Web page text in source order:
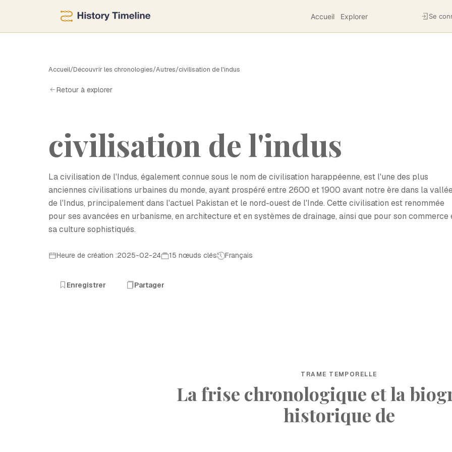
Accueil Explorer Se
Accueil/Découvrir les chronologies/Autres/civilisation de l'indus
Retour à explorer
civilisation de l'indus
La civilisation de l'Indus, également connue sous le nom de civilisation harappéenne, est l'une des plus
anciennes civilisations urbaines du monde, ayant prospéré entre 2600 et 1900 avant notre ère dans la
de l'Indus, principalement dans l'actuel Pakistan et le nord-ouest de l'Inde. Cette civilisation est renommée
pour ses avancées en urbanisme, en architecture et en systèmes de drainage, ainsi que pour son commerce
sa culture sophistiqués.
Heure de création :2025-02-24 15 nœuds clés Français
Enregistrer Partager
TRAME TEMPORELLE
La frise chronologique et la
historique de